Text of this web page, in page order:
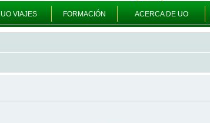
UO VIAJES FORMACIÓN ACERCA DE UO